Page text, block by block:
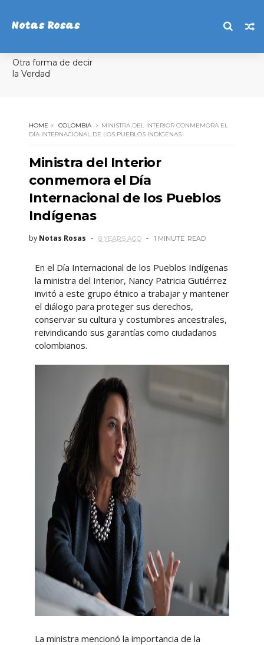
Notas Rosas
Otra forma de decir
la Verdad
HOME COLOMBIA
MINISTRA DEL INTERIOR CONMEMORA EL
DÍA INTERNACIONAL DE LOS PUEBLOS INDÍGENAS
Ministra del Interior
conmemora el Día
Internacional de los Pueblos
Indígenas
by Notas Rosas 8 YEARS AGO 1 MINUTE READ
En el Día Internacional de los Pueblos Indígenas
la ministra del Interior, Nancy Patricia Gutiérrez
invitó a este grupo étnico a trabajar y mantener
el diálogo para proteger sus derechos,
conservar su cultura y costumbres ancestrales,
reivindicando sus garantías como ciudadanos
colombianos.
La ministra mencionó la importancia de la